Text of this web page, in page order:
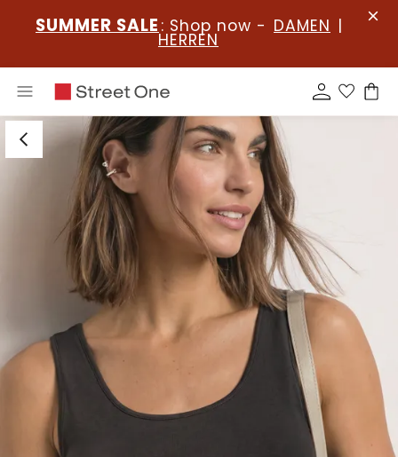
SUMMER SALE : Shop now - DAMEN |
HERREN